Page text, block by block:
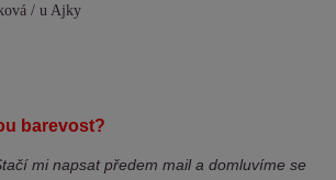
/ u Ajky
barevost?
mi napsat předem mail a domluvíme se